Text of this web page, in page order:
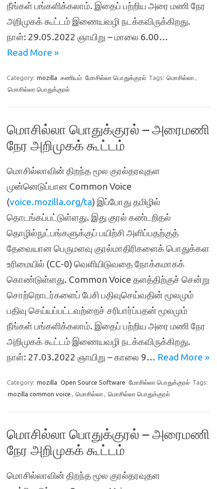
நீங்கள் பங்களிக்கலாம். இதைப் பற்றிய அரை மணி நேர
அறிமுகக் கூட்டம் இணையவழி நடக்கவிருக்கிறது.
நாள்: 29.05.2022 ஞாயிறு – மாலை 6.00…
Read More »
Category: mozilla கணியம் மோசில்லா பொதுக்குரல் Tags: மொசில்லா ,
மொசில்லா பொதுக்குரல்
மொசில்லா பொதுக்குரல் – அரைமணி
நேர அறிமுகக் கூட்டம்
மொசில்லாவின் திறந்த மூல குரல்தரவுதள
முன்னெடுப்பான Common Voice
(voice.mozilla.org/ta) இப்போது தமிழில்
தொடங்கப்பட்டுள்ளது. இது குரல் கண்டறிதல்
தொழில்நுட்பங்களுக்குப் பயிற்சி அளிப்பதற்குத்
தேவையான பெருமளவு குரல்மாதிரிகளைக் பொதுக்கள
உரிமையில் (CC-0) வெளியிடுவதை நோக்கமாகக்
கொண்டுள்ளது. Common Voice தளத்திற்குச் சென்று
சொற்றொடர்களைப் பேசி பதிவுசெய்வதின் மூலமும்
பதிவு செய்யப்பட்டவற்றைச் சரிபார்ப்பதன் மூலமும்
நீங்கள் பங்களிக்கலாம். இதைப் பற்றிய அரை மணி நேர
அறிமுகக் கூட்டம் இணையவழி நடக்கவிருக்கிறது.
நாள்: 27.03.2022 ஞாயிறு – காலை 9… Read More »
Category: mozilla Open Source Software மோசில்லா பொதுக்குரல் Tags:
mozilla common voice , மொசில்லா , மொசில்லா பொதுக்குரல்
மொசில்லா பொதுக்குரல் – அரைமணி
நேர அறிமுகக் கூட்டம்
மொசில்லாவின் திறந்த மூல குரல்தரவுதள